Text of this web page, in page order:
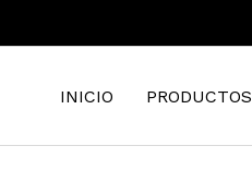
INICIO PRODUCTOS